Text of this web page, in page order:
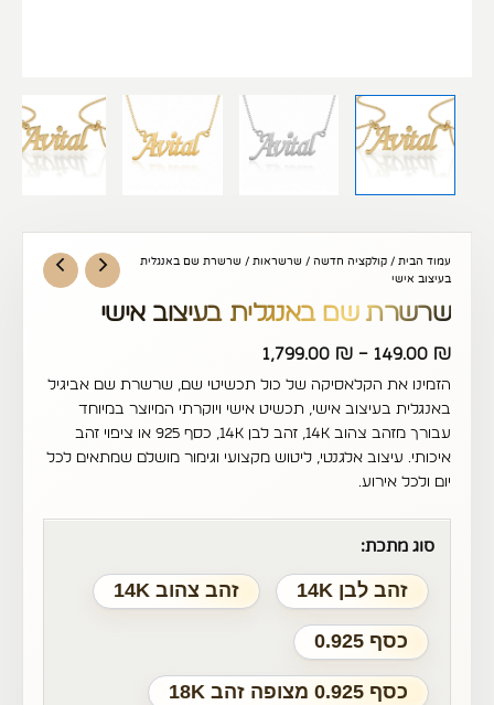
עמוד הבית / קולקציה חדשה / שרשראות / שרשרת שם באנגלית
בעיצוב אישי
שרשרת שם באנגלית בעיצוב אישי
149.00 ₪
–
1,799.00 ₪
הזמינו את הקלאסיקה של כול תכשיטי שם, שרשרת שם אביגיל
באנגלית בעיצוב אישי, תכשיט אישי ויוקרתי המיוצר במיוחד
עבורך מזהב צהוב 14K, זהב לבן 14K, כסף 925 או ציפוי זהב
איכותי. עיצוב אלגנטי, ליטוש מקצועי וגימור מושלם שמתאים לכל
יום ולכל אירוע.
סוג מתכת:
זהב לבן 14K זהב צהוב 14K
כסף 0.925
כסף 0.925 מצופה זהב 18K